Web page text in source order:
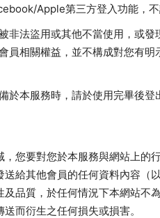
Apple第三方登入功能，不
非法盜用或其他不當使用，或
員相關權益，並不構成對您有
於本服務時，請於使用完畢後
您要對您於本服務與網站上
送給其他會員的任何資料內容
品質，於任何情況下本網站
而衍生之任何損失或損害。